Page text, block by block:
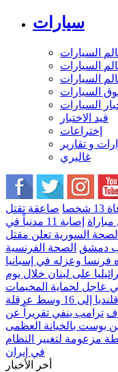
سيارات
السيارات
السيارات
السيارات
السيارات
السيارات
قيد الاختبار
إختراعات
و تقارير
غاليري
صاعقة تقتل
إصابة 11 مدنياً في
الصحة السورية تعلن مقتل
الصحة الفرنسية
فرنسا وعزله في إسبانيا
113 مقذوفا إسرائيليا على لبنان خلال يوم
عاجل لحماية المخيمات
ارتفاع إصابات اقتحام مخيم قلنديا إلى 16 وسط عرقلة
ترامب ينفي تقريراً عن
بالخيانة العظمى
مزعومة لتغيير النظام
في إيران
أخر الأخبار